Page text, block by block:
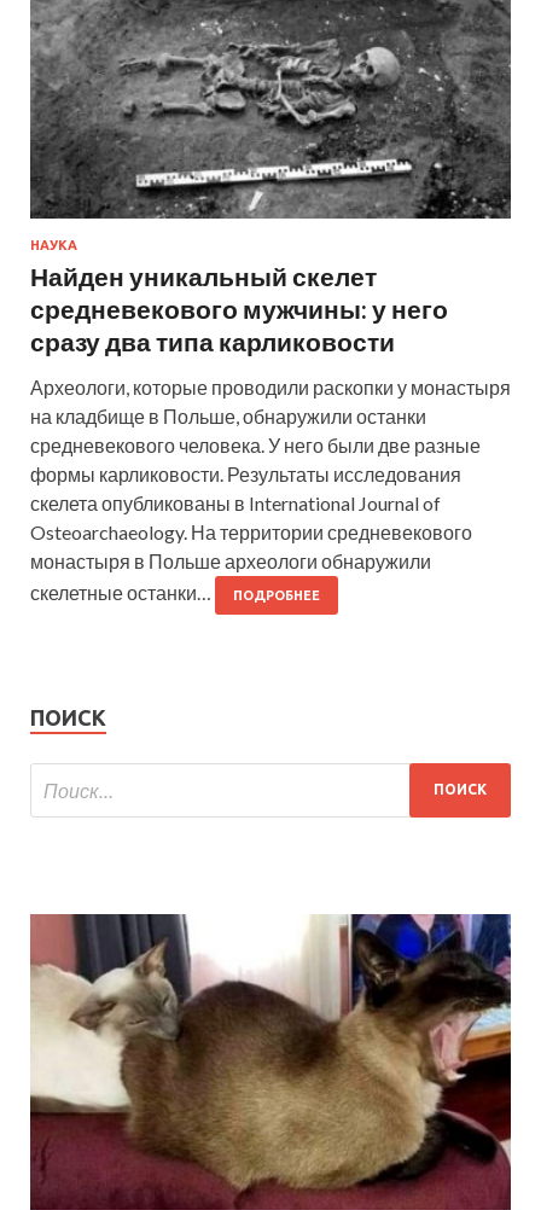
НАУКА
Найден уникальный скелет
средневекового мужчины: у него
сразу два типа карликовости
Археологи, которые проводили раскопки у монастыря
на кладбище в Польше, обнаружили останки
средневекового человека. У него были две разные
формы карликовости. Результаты исследования
скелета опубликованы в International Journal of
Osteoarchaeology. На территории средневекового
монастыря в Польше археологи обнаружили
скелетные останки…
ПОДРОБНЕЕ
ПОИСК